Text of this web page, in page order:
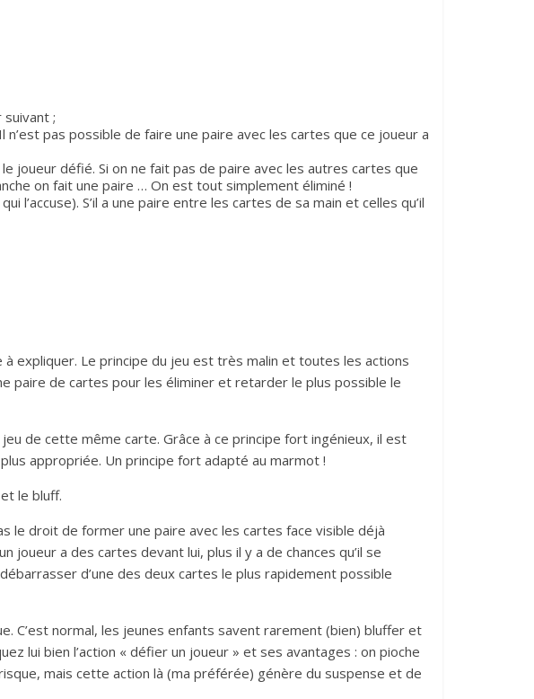
;
pas possible de faire une paire avec les cartes que ce joueur a
joueur défié. Si on ne fait pas de paire avec les autres cartes que
on fait une paire … On est tout simplement éliminé !
S’il a une paire entre les cartes de sa main et celles qu’il
expliquer. Le principe du jeu est très malin et toutes les actions
paire de cartes pour les éliminer et retarder le plus possible le
de cette même carte. Grâce à ce principe fort ingénieux, il est
appropriée. Un principe fort adapté au marmot !
le bluff.
le droit de former une paire avec les cartes face visible déjà
joueur a des cartes devant lui, plus il y a de chances qu’il se
d’une des deux cartes le plus rapidement possible
C’est normal, les jeunes enfants savent rarement (bien) bluffer et
lui bien l’action « défier un joueur » et ses avantages : on pioche
mais cette action là (ma préférée) génère du suspense et de